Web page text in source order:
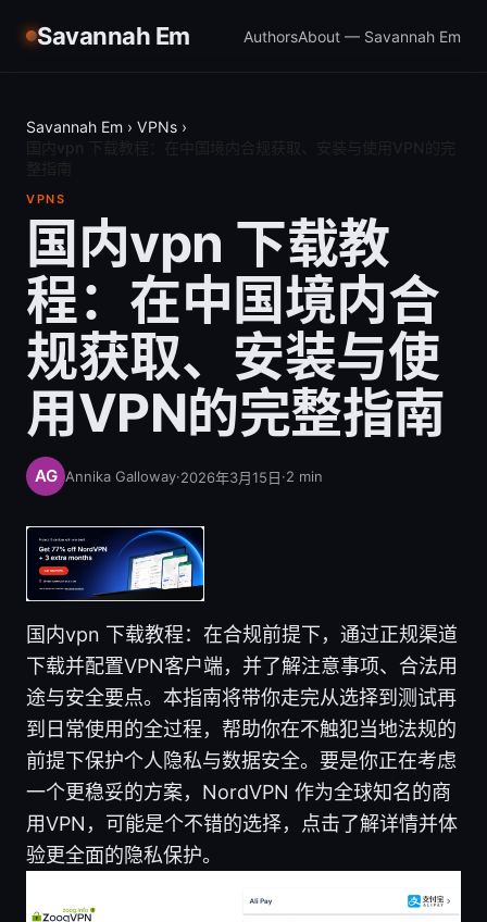
Savannah Em AuthorsAbout — Savannah Em
Savannah Em › VPNs ›
VPNS
国内vpn 下载教
程：在中国境内合
规获取、安装与使
用VPN的完整指南
Annika Galloway·2026年3月15日·2 min
国内vpn 下载教程：在合规前提下，通过正规渠道
下载并配置VPN客户端，并了解注意事项、合法用
途与安全要点。本指南将带你走完从选择到测试再
到日常使用的全过程，帮助你在不触犯当地法规的
前提下保护个人隐私与数据安全。要是你正在考虑
一个更稳妥的方案，NordVPN 作为全球知名的商
用VPN，可能是个不错的选择，点击了解详情并体
验更全面的隐私保护。